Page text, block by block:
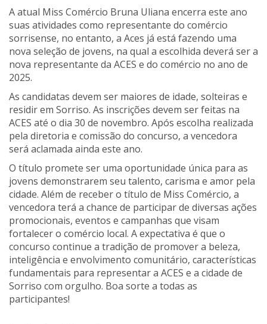
A atual Miss Comércio Bruna Uliana encerra este ano
suas atividades como representante do comércio
sorrisense, no entanto, a Aces já está fazendo uma
nova seleção de jovens, na qual a escolhida deverá ser a
nova representante da ACES e do comércio no ano de
2025.
As candidatas devem ser maiores de idade, solteiras e
residir em Sorriso. As inscrições devem ser feitas na
ACES até o dia 30 de novembro. Após escolha realizada
pela diretoria e comissão do concurso, a vencedora
será aclamada ainda este ano.
O título promete ser uma oportunidade única para as
jovens demonstrarem seu talento, carisma e amor pela
cidade. Além de receber o título de Miss Comércio, a
vencedora terá a chance de participar de diversas ações
promocionais, eventos e campanhas que visam
fortalecer o comércio local. A expectativa é que o
concurso continue a tradição de promover a beleza,
inteligência e envolvimento comunitário, características
fundamentais para representar a ACES e a cidade de
Sorriso com orgulho. Boa sorte a todas as
participantes!